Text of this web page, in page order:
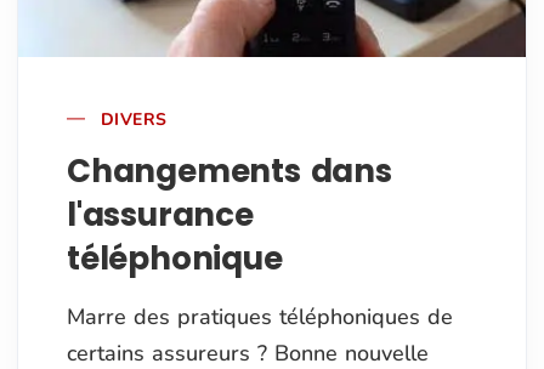
DIVERS
Changements dans
l'assurance
téléphonique
Marre des pratiques téléphoniques de
certains assureurs ? Bonne nouvelle